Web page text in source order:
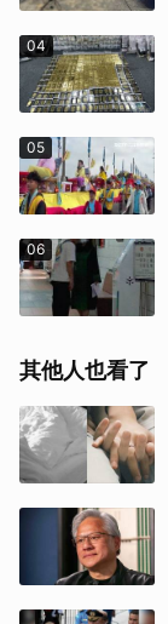
04
05
06
其他人也看了